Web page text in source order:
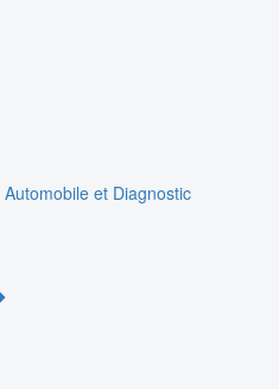
Automobile et Diagnostic